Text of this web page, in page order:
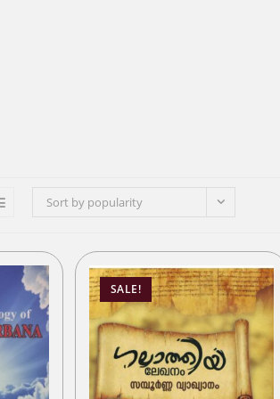
Sort by popularity
SALE!